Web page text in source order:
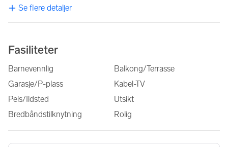
Se flere detaljer
Fasiliteter
Barnevennlig
Balkong/Terrasse
Garasje/P-plass
Kabel-TV
Peis/Ildsted
Utsikt
Bredbåndstilknytning
Rolig